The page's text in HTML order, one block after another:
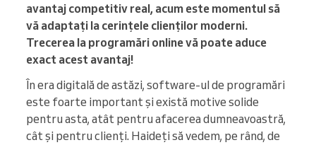
avantaj competitiv real, acum este momentul să
vă adaptați la cerințele clienților moderni.
Trecerea la programări online vă poate aduce
exact acest avantaj!
În era digitală de astăzi, software-ul de programări
este foarte important și există motive solide
pentru asta, atât pentru afacerea dumneavoastră,
cât și pentru clienți. Haideți să vedem, pe rând, de